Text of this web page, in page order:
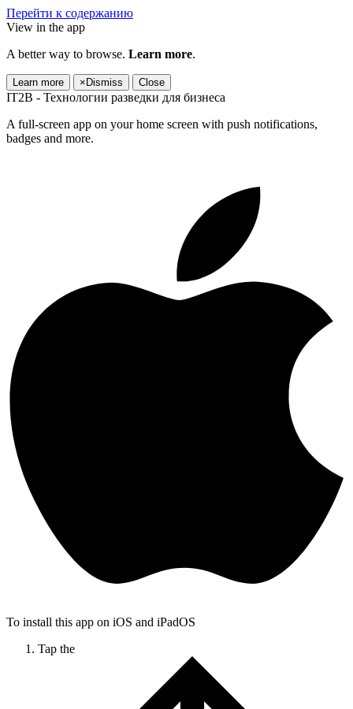
Перейти к содержанию
View in the app
A better way to browse. Learn more.
Learn more × Dismiss Close
IT2B - Технологии разведки для бизнеса
A full-screen app on your home screen with push notifications,
badges and more.
To install this app on iOS and iPadOS
Tap the